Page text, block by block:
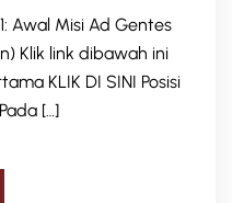
Awal Misi Ad Gentes
Klik link dibawah ini
KLIK DI SINI Posisi
[…]